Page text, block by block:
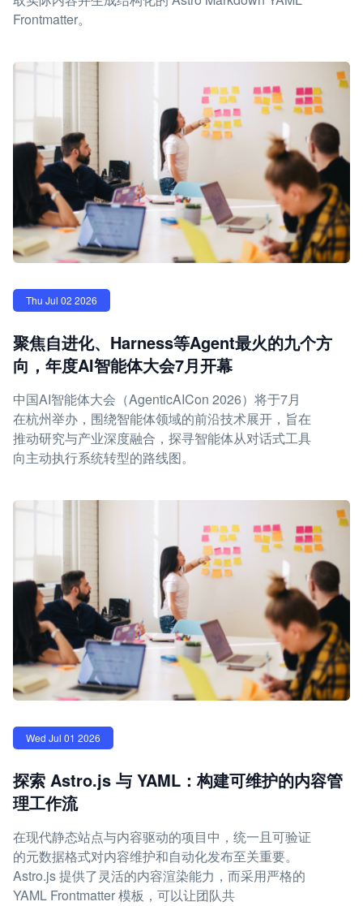
Frontmatter。
Thu Jul 02 2026
聚焦自进化、Harness等Agent最火的九个方
向，年度AI智能体大会7月开幕
中国AI智能体大会（AgenticAICon 2026）将于7月
在杭州举办，围绕智能体领域的前沿技术展开，旨在
推动研究与产业深度融合，探寻智能体从对话式工具
向主动执行系统转型的路线图。
Wed Jul 01 2026
探索 Astro.js 与 YAML：构建可维护的内容管
理工作流
在现代静态站点与内容驱动的项目中，统一且可验证
的元数据格式对内容维护和自动化发布至关重要。
Astro.js 提供了灵活的内容渲染能力，而采用严格的
YAML Frontmatter 模板，可以让团队共